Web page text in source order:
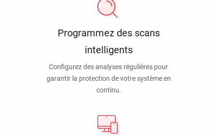
Programmez des scans
intelligents
Configurez des analyses régulières pour
garantir la protection de votre système en
continu.